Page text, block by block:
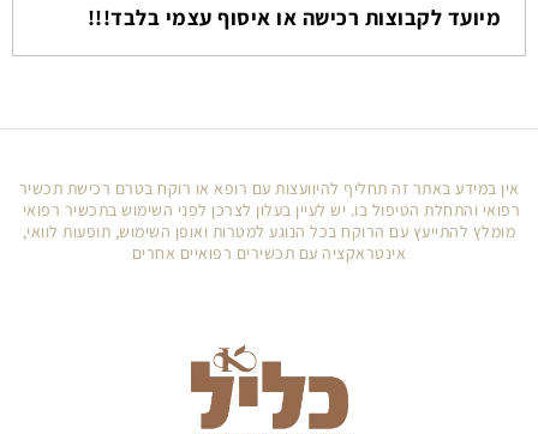
מיועד לקבוצות רכישה או איסוף עצמי בלבד!!!
אין במידע באתר זה תחליף להיוועצות עם רופא או רוקח בטרם רכישת תכשיר
רפואי והתחלת הטיפול בו. יש לעיין בעלון לצרכן לפני השימוש בתכשיר רפואי
מומלץ להתייעץ עם הרוקח בכל הנוגע למטרות ואופן השימוש, תופעות לוואי,
אינטראקציה עם תכשירים רפואיים אחרים